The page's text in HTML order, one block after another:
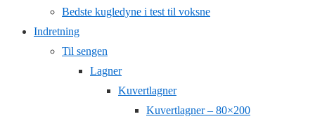
Bedste kugledyne i test til voksne
Indretning
Til sengen
Lagner
Kuvertlagner
Kuvertlagner – 80×200